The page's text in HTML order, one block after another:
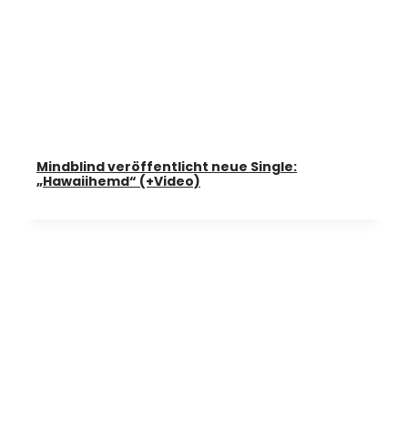
Mindblind veröffentlicht neue Single:
„Hawaiihemd“ (+Video)